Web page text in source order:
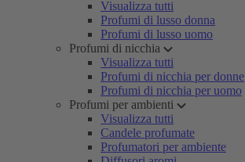
Visualizza tutti
Profumi di lusso donna
Profumi di lusso uomo
Profumi di nicchia
Visualizza tutti
Profumi di nicchia per donne
Profumi di nicchia per uomo
Profumi per ambienti
Visualizza tutti
Candele profumate
Profumatori per ambiente